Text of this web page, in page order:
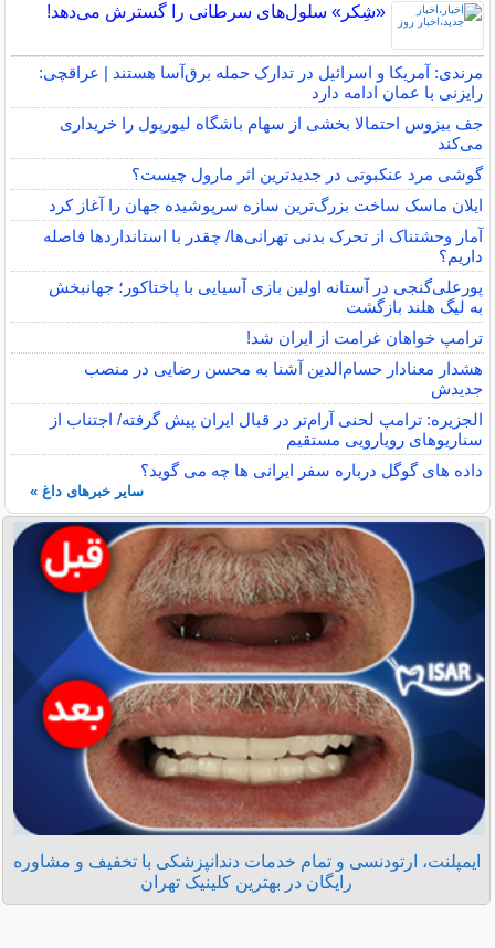
«شِکر» سلول‌های سرطانی را گسترش می‌دهد!
مرندی: آمریکا و اسرائیل در تدارک حمله برق‌آسا هستند | عراقچی:
رایزنی با عمان ادامه دارد
جف بیزوس احتمالا بخشی از سهام باشگاه لیورپول را خریداری
می‌کند
گوشی مرد عنکبوتی در جدیدترین اثر مارول چیست؟
ایلان ماسک ساخت بزرگ‌ترین سازه سرپوشیده جهان را آغاز کرد
آمار وحشتناک از تحرک بدنی تهرانی‌ها/ چقدر با استانداردها فاصله
داریم؟
پورعلی‌گنجی در آستانه اولین بازی آسیایی با پاختاکور؛ جهانبخش
به لیگ هلند بازگشت
ترامپ خواهان غرامت از ایران شد!
هشدار معنادار حسام‌الدین آشنا به محسن رضایی در منصب
جدیدش
الجزیره: ترامپ لحنی آرام‌تر در قبال ایران پیش گرفته/ اجتناب از
سناریوهای رویارویی مستقیم
داده‌ های گوگل درباره سفر ایرانی ‌ها چه می ‌گوید؟
سایر خبرهای داغ »
ایمپلنت، ارتودنسی و تمام خدمات دندانپزشکی با تخفیف و مشاوره
رایگان در بهترین کلینیک تهران